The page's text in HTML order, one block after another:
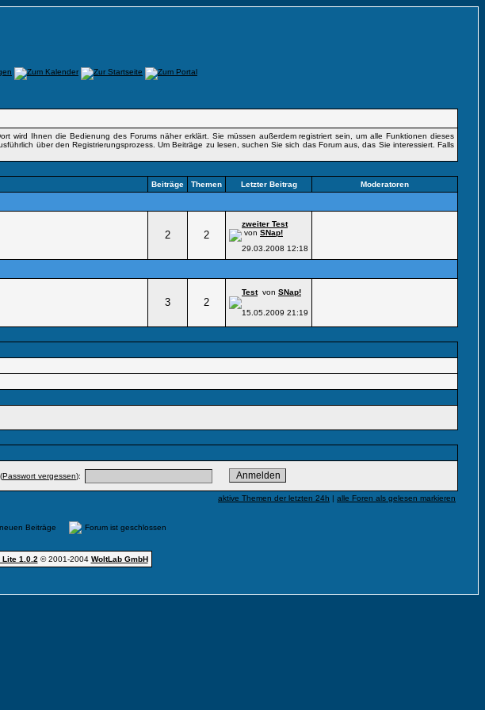
wird Ihnen die Bedienung des Forums näher erklärt. Sie müssen außerdem registriert sein, um alle Funktionen dieses
über den Registrierungsprozess. Um Beiträge zu lesen, suchen Sie sich das Forum aus, das Sie interessiert. Falls
Beiträge Themen Letzter Beitrag Moderatoren
2 2
zweiter Test
von SNap!
29.03.2008 12:18
3 2
Testvon SNap!
15.05.2009 21:19
Passwort vergessen):
aktive Themen der letzten 24h | alle Foren als gelesen markieren
Beiträge Forum ist geschlossen
Lite 1.0.2 © 2001-2004 WoltLab GmbH